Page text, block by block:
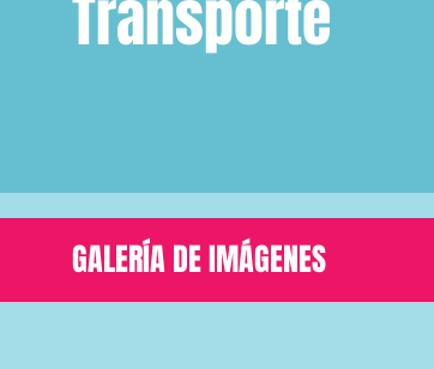
Transporte
GALERÍA DE IMÁGENES